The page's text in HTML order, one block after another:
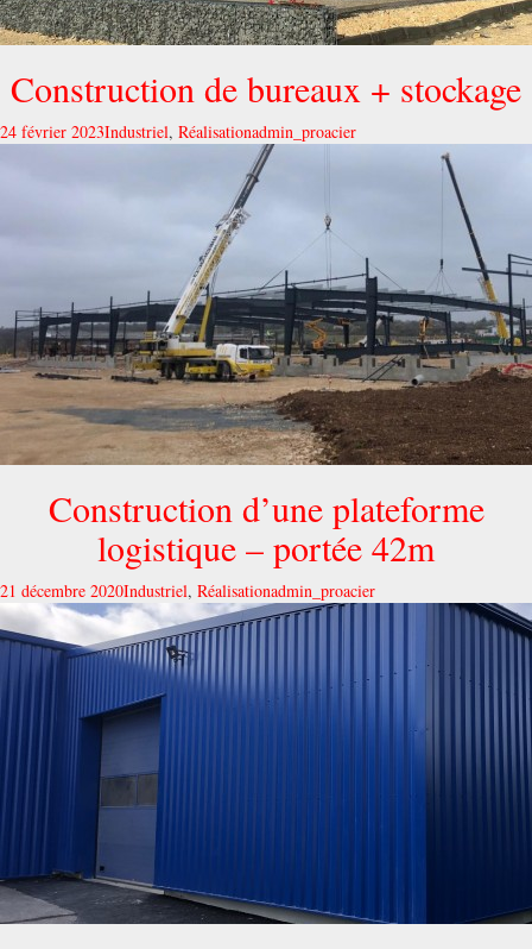
Construction de bureaux + stockage
24 février 2023Industriel, Réalisationadmin_proacier
Construction d’une plateforme
logistique – portée 42m
21 décembre 2020Industriel, Réalisationadmin_proacier